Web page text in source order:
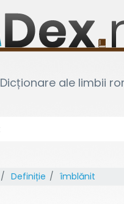
Dicționare ale limbii
Definiție îmblănit